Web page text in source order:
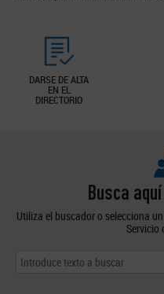
DARSE DE ALTA
EN EL
DIRECTORIO
Busca
Utiliza el buscador o selecciona
Servicio